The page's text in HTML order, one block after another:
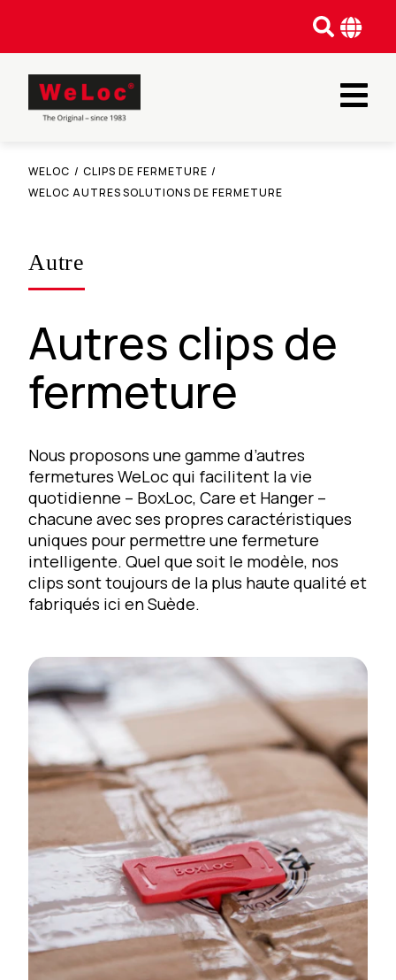
WELOC / CLIPS DE FERMETURE /
WELOC AUTRES SOLUTIONS DE FERMETURE
Autre
Autres clips de
fermeture
Nous proposons une gamme d’autres
fermetures WeLoc qui facilitent la vie
quotidienne – BoxLoc, Care et Hanger –
chacune avec ses propres caractéristiques
uniques pour permettre une fermeture
intelligente. Quel que soit le modèle, nos
clips sont toujours de la plus haute qualité et
fabriqués ici en Suède.